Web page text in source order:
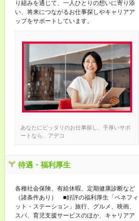
り組みを通じて、一人ひとりの想いに寄り添
い、将来につながるお仕事探しやキャリアア
ップをサポートしています。
あなたにピッタリのお仕事探し、手厚いサポ
ートなら、アデコ
待遇・福利厚生
各種社会保険、有給休暇、定期健康診断など
（諸条件あり） ■好評の福利厚生「ベネフィ
ット・ステーション」旅行、グルメ、映画、
スパ、育児支援サービスのほか、キャリアア